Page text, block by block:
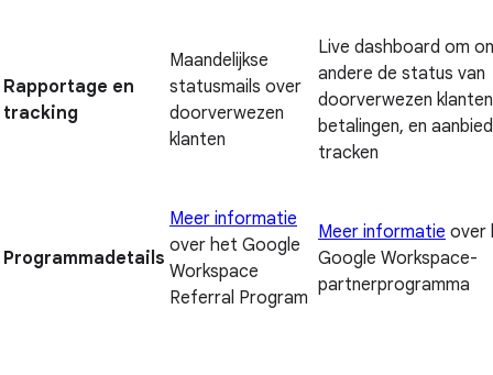
Rapportage en
tracking
Maandelijkse
statusmails over
doorverwezen
klanten
Live dashboard om
andere de status van
doorverwezen
betalingen, en
tracken
Programmadetails
Meer informatie
over het Google
Workspace
Referral Program
Meer informatie over
Google Workspace-
partnerprogramma